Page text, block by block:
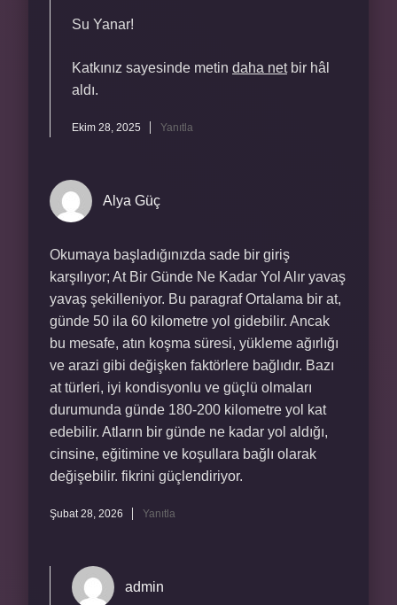
Su Yanar!
Katkınız sayesinde metin daha netbir hâl
aldı.
Ekim 28, 2025 Yanıtla
Alya Güç
Okumaya başladığınızda sade bir giriş
karşılıyor; At Bir Günde Ne Kadar Yol Alır yavaş
yavaş şekilleniyor. Bu paragraf Ortalama bir at,
günde 50 ila 60 kilometre yol gidebilir. Ancak
bu mesafe, atın koşma süresi, yükleme ağırlığı
ve arazi gibi değişken faktörlere bağlıdır. Bazı
at türleri, iyi kondisyonlu ve güçlü olmaları
durumunda günde 180-200 kilometre yol kat
edebilir. Atların bir günde ne kadar yol aldığı,
cinsine, eğitimine ve koşullara bağlı olarak
değişebilir. fikrini güçlendiriyor.
Şubat 28, 2026 Yanıtla
admin